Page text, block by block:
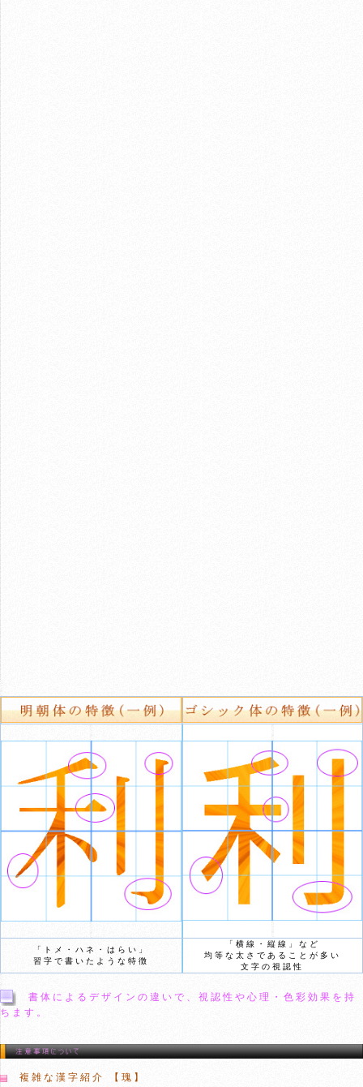
「トメ・ハネ・はらい」
習字で書いたような特徴
「横線・縦線」など
均等な太さであることが多い
文字の視認性
書体によるデザインの違いで、視認性や心理・色彩効果を持
ちます。
複雑な漢字紹介 【瑰】